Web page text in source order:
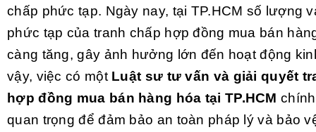
chấp phức tạp. Ngày nay, tại TP.HCM số lượng
phức tạp của tranh chấp hợp đồng mua bán
càng tăng, gây ảnh hưởng lớn đến hoạt động
vậy, việc có một Luật sư tư vấn và giải quyết
hợp đồng mua bán hàng hóa tại TP.HCM
quan trọng để đảm bảo an toàn pháp lý và bảo